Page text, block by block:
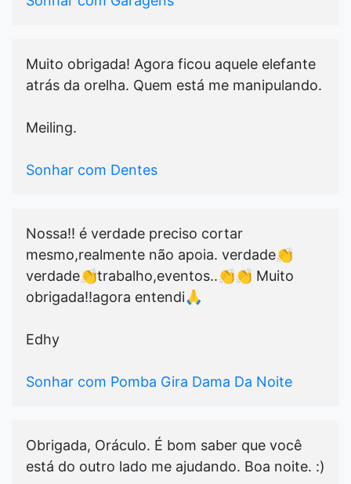
Muito obrigada! Agora ficou aquele elefante
atrás da orelha. Quem está me manipulando.
Meiling.
Sonhar com Dentes
Nossa!! é verdade preciso cortar
mesmo,realmente não apoia. verdade👏
verdade👏trabalho,eventos..👏👏 Muito
obrigada!!agora entendi🙏
Edhy
Sonhar com Pomba Gira Dama Da Noite
Obrigada, Oráculo. É bom saber que você
está do outro lado me ajudando. Boa noite. :)